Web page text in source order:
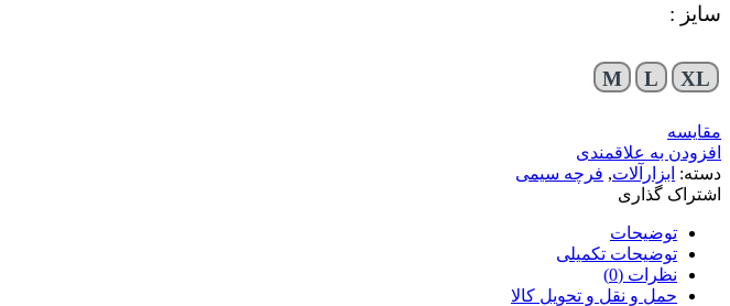
سایز :
M L XL
مقایسه
افزودن به علاقمندی
دسته: ابزارآلات, فرچه سیمی
اشتراک گذاری
توضیحات
توضیحات تکمیلی
نظرات (0)
حمل و نقل و تحویل کالا